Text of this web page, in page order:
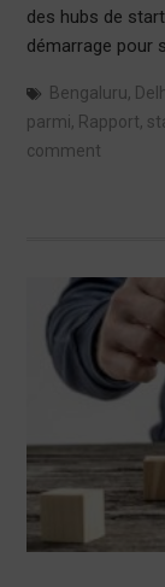
des hubs de
démarrage pour
Bengaluru,
parmi, Rapport,
comment